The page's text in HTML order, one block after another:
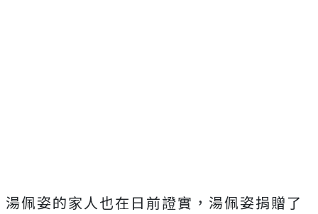
湯佩姿的家人也在日前證實，湯佩姿捐贈了